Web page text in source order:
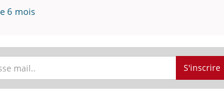
6 mois
S'inscrire